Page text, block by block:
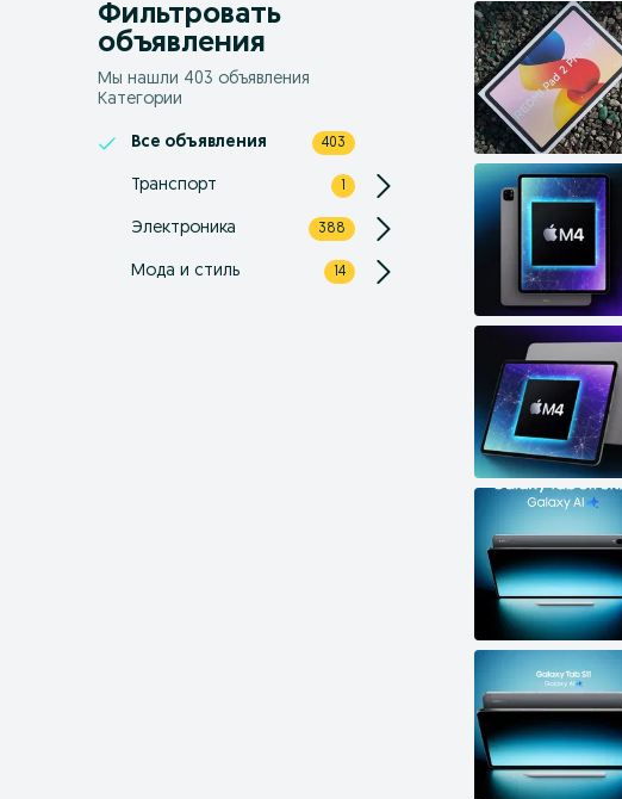
Фильтровать
объявления
Мы нашли 403 объявления
Категории
Все объявления 403
Транспорт 1
Электроника 388
Мода и стиль 14